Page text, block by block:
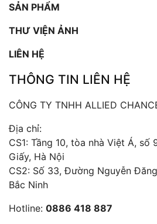
SẢN PHẨM
THƯ VIỆN ẢNH
LIÊN HỆ
THÔNG TIN LIÊN HỆ
CÔNG TY TNHH ALLIED
Địa chỉ:
CS1: Tầng 10, tòa nhà Việt Á, số
Giấy, Hà Nội
CS2: Số 33, Đường Nguyễn
Bắc Ninh
Hotline: 0886 418 887